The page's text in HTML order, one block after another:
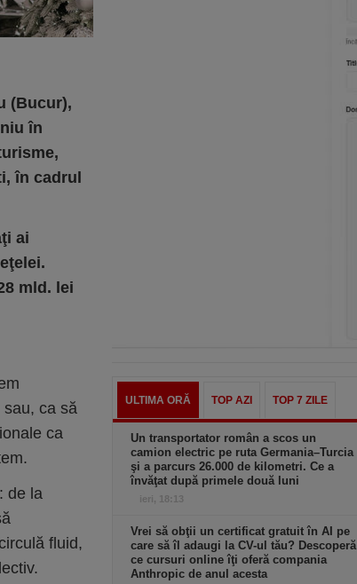
(Bucur),
în
în cadrul
ai
mld. lei
sau, ca să
ca
de la
fluid,
ULTIMA ORĂ TOP AZI TOP 7 ZILE
Un transportator român a scos un
camion electric pe ruta Germania–Turcia
şi a parcurs 26.000 de kilometri. Ce a
învăţat după primele două luni
ieri, 18:13
Vrei să obţii un certificat gratuit în AI pe
care să îl adaugi la CV-ul tău? Descoperă
ce cursuri online îţi oferă compania
Anthropic de anul acesta